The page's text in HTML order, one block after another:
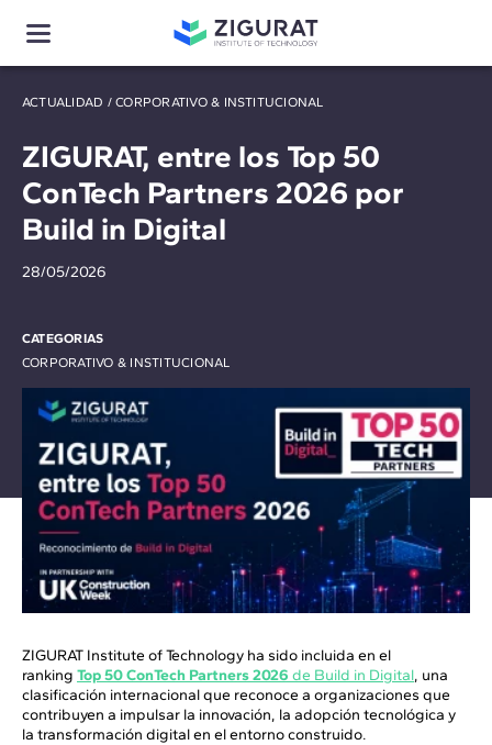
ACTUALIDAD /CORPORATIVO & INSTITUCIONAL
ZIGURAT, entre los Top 50
ConTech Partners 2026 por
Build in Digital
28/05/2026
CATEGORIAS
CORPORATIVO & INSTITUCIONAL
ZIGURAT Institute of Technology ha sido incluida en el
ranking Top 50 ConTech Partners 2026 de Build in Digital, una
clasificación internacional que reconoce a organizaciones que
contribuyen a impulsar la innovación, la adopción tecnológica y
la transformación digital en el entorno construido.